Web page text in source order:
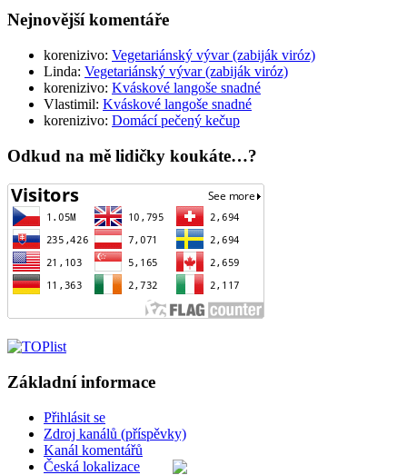
Nejnovější komentáře
korenizivo: Vegetariánský vývar (zabiják viróz)
Linda: Vegetariánský vývar (zabiják viróz)
korenizivo: Kváskové langoše snadné
Vlastimil: Kváskové langoše snadné
korenizivo: Domácí pečený kečup
Odkud na mě lidičky koukáte…?
Základní informace
Přihlásit se
Zdroj kanálů (příspěvky)
Kanál komentářů
Česká lokalizace